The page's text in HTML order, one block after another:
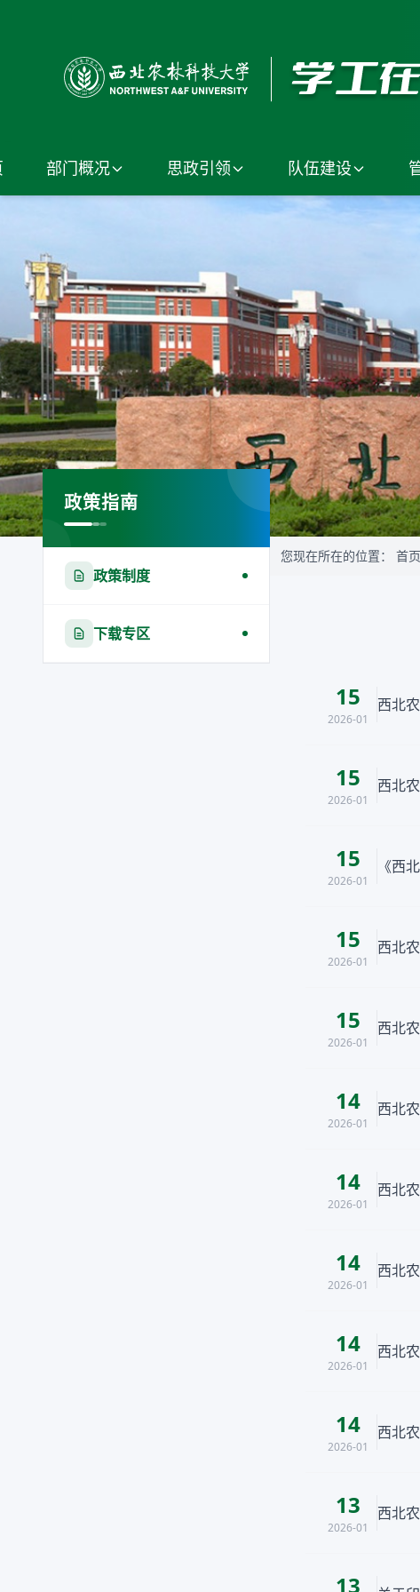
部门概况 思政引领 队伍建设
政策指南
政策制度
下载专区
您现在所在的位置： 首页
15
2026-01
西北
15
2026-01
西北
15
2026-01
《西
15
2026-01
西北
15
2026-01
西北
14
2026-01
西北
14
2026-01
西北
14
2026-01
西北
14
2026-01
西北
14
2026-01
西北
13
2026-01
西北
13